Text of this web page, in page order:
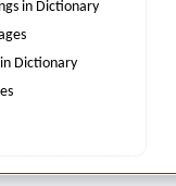
in Dictionary
Dictionary